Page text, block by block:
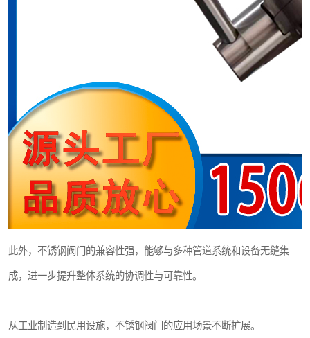
此外，不锈钢阀门的兼容性强，能够与多种管道系统和设备无缝集
成，进一步提升整体系统的协调性与可靠性。
从工业制造到民用设施，不锈钢阀门的应用场景不断扩展。